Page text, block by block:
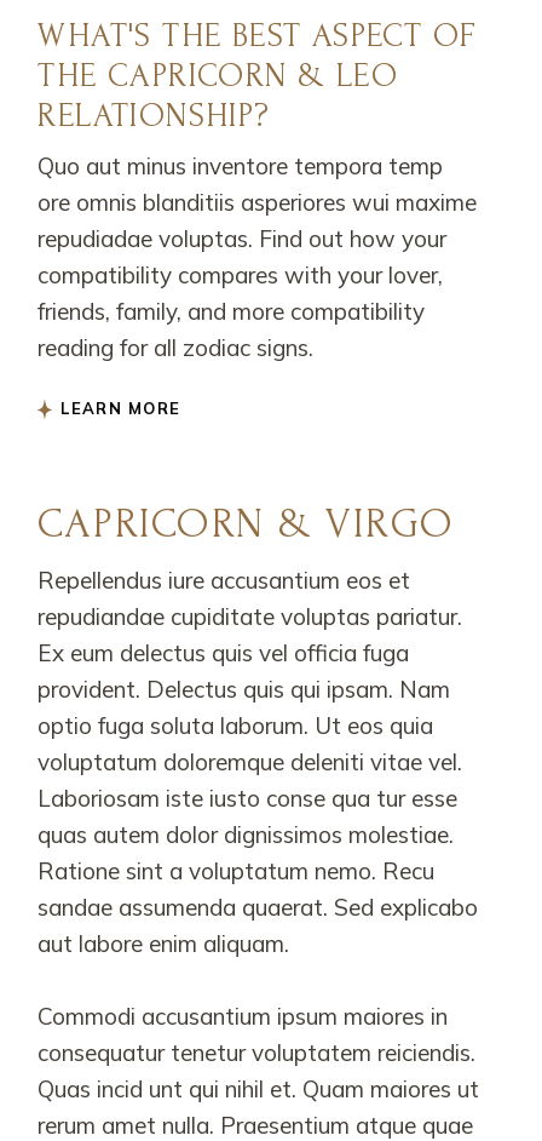
WHAT'S THE BEST ASPECT OF
THE CAPRICORN & LEO
RELATIONSHIP?
Quo aut minus inventore tempora temp
ore omnis blanditiis asperiores wui maxime
repudiadae voluptas. Find out how your
compatibility compares with your lover,
friends, family, and more compatibility
reading for all zodiac signs.
LEARN MORE
CAPRICORN & VIRGO
Repellendus iure accusantium eos et
repudiandae cupiditate voluptas pariatur.
Ex eum delectus quis vel officia fuga
provident. Delectus quis qui ipsam. Nam
optio fuga soluta laborum. Ut eos quia
voluptatum doloremque deleniti vitae vel.
Laboriosam iste iusto conse qua tur esse
quas autem dolor dignissimos molestiae.
Ratione sint a voluptatum nemo. Recu
sandae assumenda quaerat. Sed explicabo
aut labore enim aliquam.
Commodi accusantium ipsum maiores in
consequatur tenetur voluptatem reiciendis.
Quas incid unt qui nihil et. Quam maiores ut
rerum amet nulla. Praesentium atque quae